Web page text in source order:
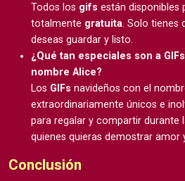
Todos los gifs están disponibles
totalmente gratuita. Solo tienes
deseas guardar y listo.
¿Qué tan especiales son a
nombre Alice?
Los GIFs navideños con el
extraordinariamente únicos e
para regalar y compartir durante
quienes quieras demostrar amor
Conclusión